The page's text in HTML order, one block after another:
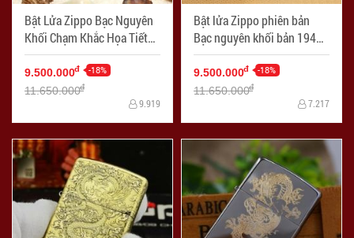
Bật Lửa Zippo Bạc Nguyên
Khối Chạm Khắc Họa Tiết
Rồng Nguyên Con - Mã SP:
ZPC1630
9.500.000đ -18%
11.650.000đ
9.919
Bật lửa Zippo phiên bản
Bạc nguyên khối bản 1941
khắc Rồng nhả ngọc - Mã
SP: ZPC1624
9.500.000đ -18%
11.650.000đ
7.217